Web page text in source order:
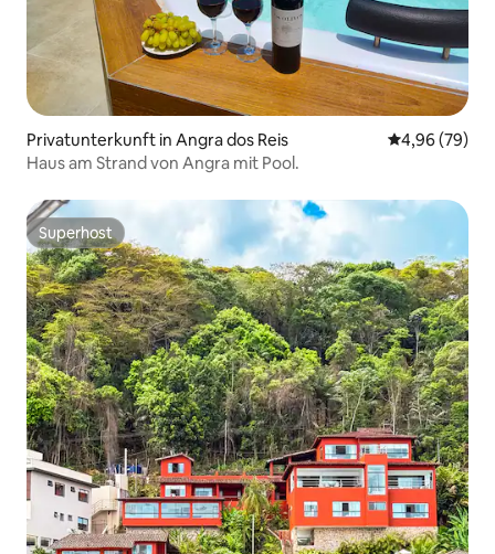
Privatunterkunft in Angra dos Reis
4,96 (79)
Haus am Strand von Angra mit Pool.
Superhost
Superhost